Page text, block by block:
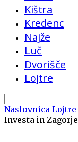
Kištra
Kredenc
Najže
Luč
Dvorišče
Lojtre
Naslovnica Lojtre
Investa in Zagorje